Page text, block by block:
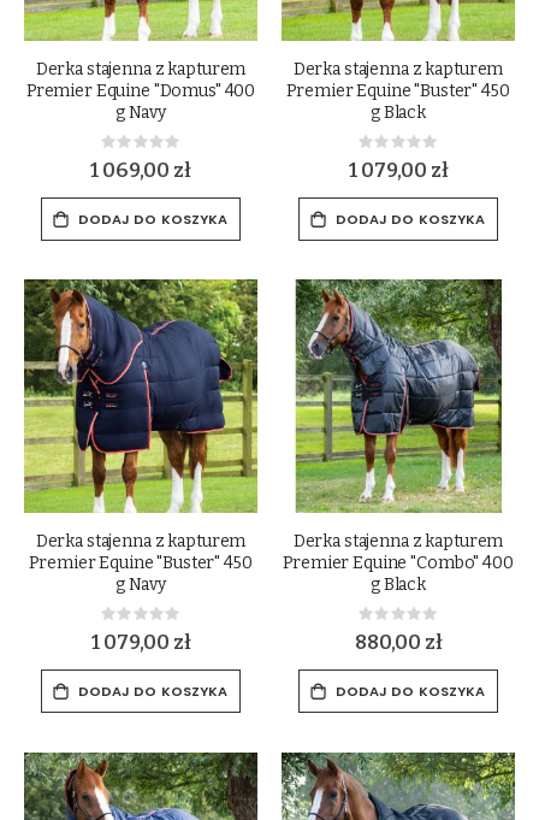
Derka stajenna z kapturem
Premier Equine "Domus" 400
g Navy
Rating:
0%
1 069,00 zł
DODAJ DO KOSZYKA
Derka stajenna z kapturem
Premier Equine "Buster" 450
g Black
Rating:
0%
1 079,00 zł
DODAJ DO KOSZYKA
Derka stajenna z kapturem
Premier Equine "Buster" 450
g Navy
Rating:
0%
1 079,00 zł
DODAJ DO KOSZYKA
Derka stajenna z kapturem
Premier Equine "Combo" 400
g Black
Rating:
0%
880,00 zł
DODAJ DO KOSZYKA